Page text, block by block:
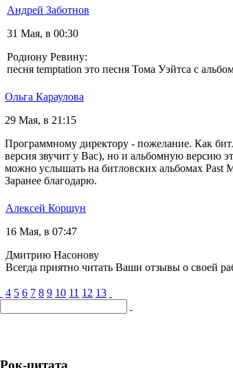
Андрей Заботнов
31 Мая, в 00:30
Родиону Ревину:
песня temptation это песня Тома Уэйтса с
Ольга Караулова
29 Мая, в 21:15
Программному директору - пожелание. Как
версия звучит у Вас), но и альбомную версию
можно услышать на битловских альбомах Past
Заранее благодарю.
Алексей Коршун
16 Мая, в 07:47
Дмитрию Насонову
Всегда приятно читать Ваши отзывы о своей
4 5 6 7 8 9 10 11 12 13
Рок-цитата